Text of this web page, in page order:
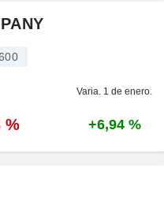
Varia. 1 de enero.
% +6,94 %